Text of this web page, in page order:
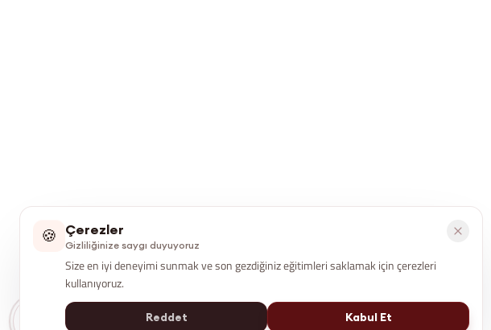
Eğitim Asistanı
🍪 Çerezler
Gizliliğinize saygı duyuyoruz
Size en iyi deneyimi sunmak ve son gezdiğiniz eğitimleri saklamak için çerezleri
kullanıyoruz.
Reddet Kabul Et